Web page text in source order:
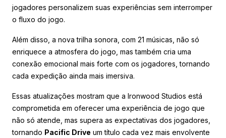
jogadores personalizem suas experiências sem interromper
o fluxo do jogo.
Além disso, a nova trilha sonora, com 21 músicas, não só
enriquece a atmosfera do jogo, mas também cria uma
conexão emocional mais forte com os jogadores, tornando
cada expedição ainda mais imersiva.
Essas atualizações mostram que a Ironwood Studios está
comprometida em oferecer uma experiência de jogo que
não só atende, mas supera as expectativas dos jogadores,
tornando Pacific Drive um título cada vez mais envolvente